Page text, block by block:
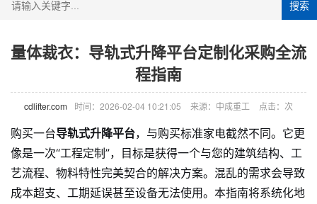
搜索
量体裁衣：导轨式升降平台定制化采购全流
程指南
cdlifter.com 时间：2026-02-04 10:21:05 来源：中成重工 点击： 次
购买一台导轨式升降平台，与购买标准家电截然不同。它更
像是一次“工程定制”，目标是获得一个与您的建筑结构、工
艺流程、物料特性完美契合的解决方案。混乱的需求会导致
成本超支、工期延误甚至设备无法使用。本指南将系统化地